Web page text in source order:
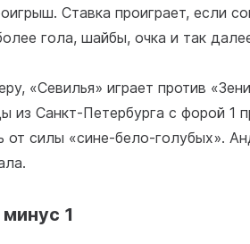
Ставка проиграет, если
гола, шайбы, очка и так
«Севилья» играет против
из Санкт-Петербурга с форой 1
от силы «сине-бело-голубых».
1